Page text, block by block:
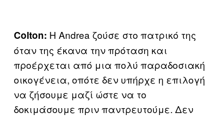
Colton: Η Andrea ζούσε στο πατρικό της
όταν της έκανα την πρόταση και
προέρχεται από μια πολύ παραδοσιακή
οικογένεια, οπότε δεν υπήρχε η επιλογή
να ζήσουμε μαζί ώστε να το
δοκιμάσουμε πριν παντρευτούμε. Δεν